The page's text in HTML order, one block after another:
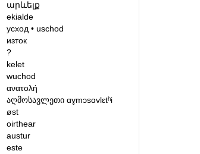
արևելք
ekialde
усход• uschod
изток
?
kelet
wuchod
ανατολή
აღმოსავლეთიɑɣmɔsɑvlɛtʰi
øst
oirthear
austur
este